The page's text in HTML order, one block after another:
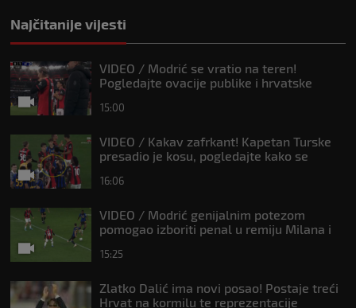
Najčitanije vijesti
VIDEO / Modrić se vratio na teren!
Pogledajte ovacije publike i hrvatske
15:00
VIDEO / Kakav zafrkant! Kapetan Turske
presadio je kosu, pogledajte kako se
16:06
VIDEO / Modrić genijalnim potezom
pomogao izboriti penal u remiju Milana i
15:25
Zlatko Dalić ima novi posao! Postaje treći
Hrvat na kormilu te reprezentacije